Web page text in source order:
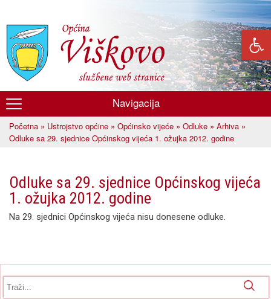
glavni
sadržaj
Općina
Viškovo
Navigacija
Vi ste ovdje
Početna » Ustrojstvo općine » Općinsko vijeće » Odluke » Arhiva »
Odluke sa 29. sjednice Općinskog vijeća 1. ožujka 2012. godine
Odluke sa 29. sjednice Općinskog vijeća
1. ožujka 2012. godine
Na 29. sjednici Općinskog vijeća nisu donesene odluke.